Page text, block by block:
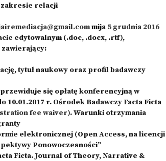
zakresie relacji
mija 5 grudnia 2016
edytowalnym (.doc, .docx, .rtf),
zawierający:
tytuł naukowy oraz profil badawczy
się opłatę konferencyjną w
10.01.2017 r. Ośrodek Badawczy Facta Ficta
fee waiver). Warunki otrzymania
elektronicznej (Open Access, na licencji
Ponowoczesności”
Ficta. Journal of Theory, Narrative &